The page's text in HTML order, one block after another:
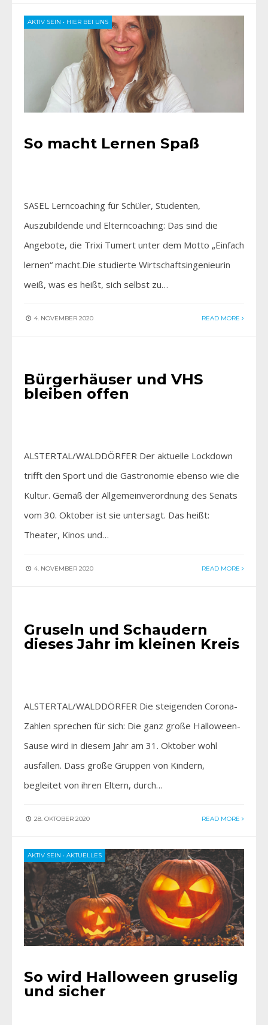
AKTIV SEIN • HIER BEI UNS
So macht Lernen Spaß
SASEL Lerncoaching für Schüler, Studenten,
Auszubildende und Elterncoaching: Das sind die
Angebote, die Trixi Tumert unter dem Motto „Einfach
lernen“ macht.Die studierte Wirtschaftsingenieurin
weiß, was es heißt, sich selbst zu…
4. NOVEMBER 2020 READ MORE
Bürgerhäuser und VHS
bleiben offen
ALSTERTAL/WALDDÖRFER Der aktuelle Lockdown
trifft den Sport und die Gastronomie ebenso wie die
Kultur. Gemäß der Allgemeinverordnung des Senats
vom 30. Oktober ist sie untersagt. Das heißt:
Theater, Kinos und…
4. NOVEMBER 2020 READ MORE
Gruseln und Schaudern
dieses Jahr im kleinen Kreis
ALSTERTAL/WALDDÖRFER Die steigenden Corona-
Zahlen sprechen für sich: Die ganz große Halloween-
Sause wird in diesem Jahr am 31. Oktober wohl
ausfallen. Dass große Gruppen von Kindern,
begleitet von ihren Eltern, durch…
28. OKTOBER 2020 READ MORE
AKTIV SEIN • AKTUELLES
So wird Halloween gruselig
und sicher